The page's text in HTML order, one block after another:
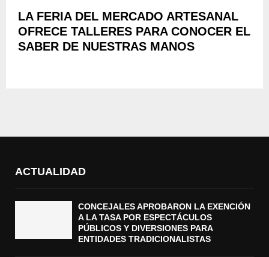
LA FERIA DEL MERCADO ARTESANAL
OFRECE TALLERES PARA CONOCER EL
SABER DE NUESTRAS MANOS
ACTUALIDAD
CONCEJALES APROBARON LA EXENCIÓN
A LA TASA POR ESPECTÁCULOS
PÚBLICOS Y DIVERSIONES PARA
ENTIDADES TRADICIONALISTAS